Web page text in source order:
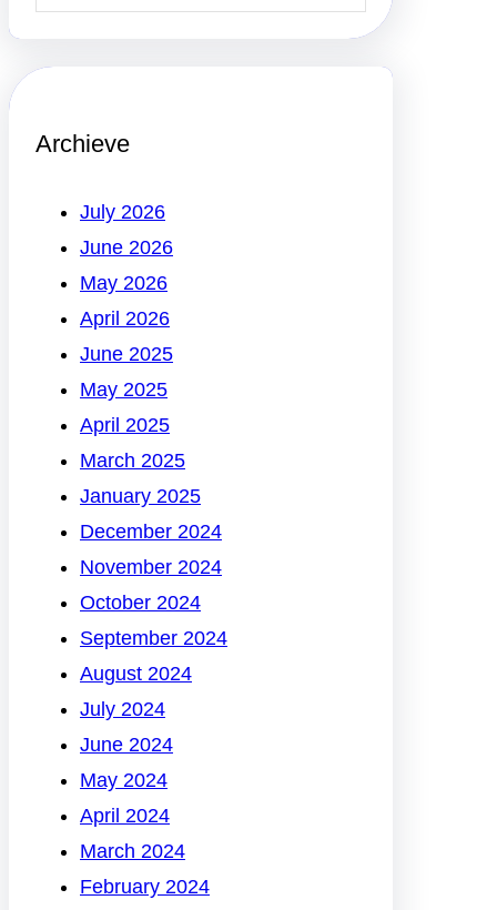
Archieve
July 2026
June 2026
May 2026
April 2026
June 2025
May 2025
April 2025
March 2025
January 2025
December 2024
November 2024
October 2024
September 2024
August 2024
July 2024
June 2024
May 2024
April 2024
March 2024
February 2024